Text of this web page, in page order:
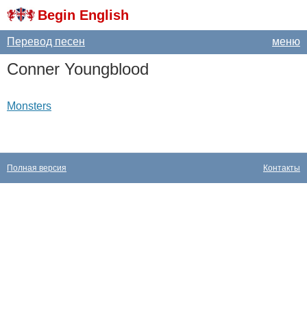
Begin English
меню
Перевод песен
Conner Youngblood
Monsters
Контакты
Полная версия